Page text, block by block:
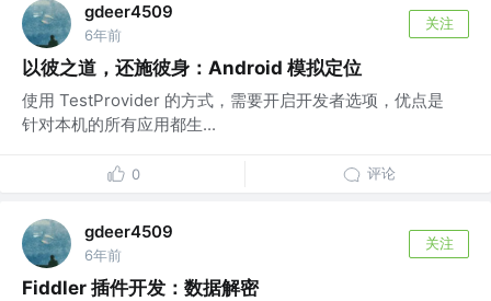
gdeer4509
6年前
关注
以彼之道，还施彼身：Android 模拟定位
使用 TestProvider 的方式，需要开启开发者选项，优点是
针对本机的所有应用都生...
0 评论
gdeer4509
6年前
关注
Fiddler 插件开发：数据解密